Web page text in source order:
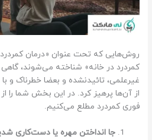
کمردرد در خانه» شناخته می‌شوند،
غیرعلمی، تائیدنشده و بعضا خطرناک و
از آن‌ها پرهیز کرد. در این بخش شما را
فوری کمردرد مطلع می‌کنیم.
جا انداختن مهره یا دست‌کاری